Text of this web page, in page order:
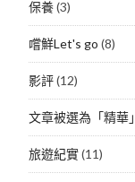
保養(3)
嚐鮮Let's go (8)
影評(12)
文章被選為「精華」
旅遊紀實(11)